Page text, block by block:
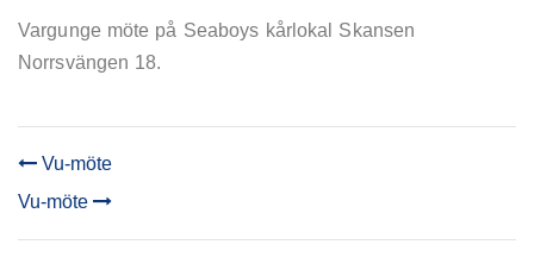
möte
Vargunge möte på Seaboys kårlokal Skansen
Norrsvängen 18.
POST
NAVIGATION
Vu-möte
Vu-möte